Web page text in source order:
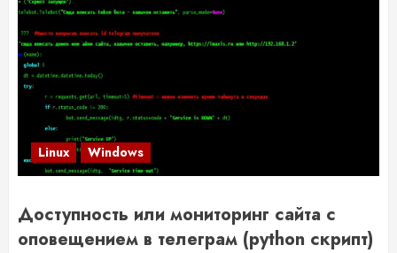
Linux Windows
Доступность или мониторинг сайта с
оповещением в телеграм (python скрипт)